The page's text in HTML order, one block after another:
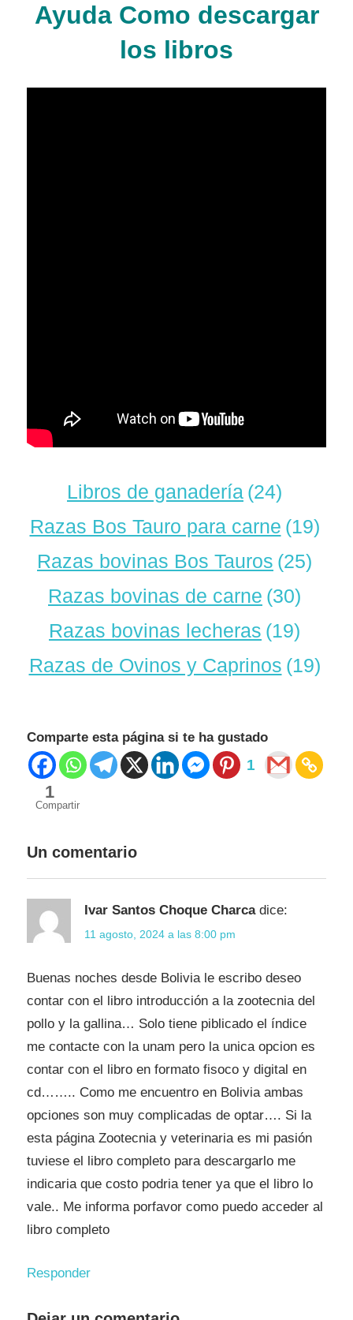
Ayuda Como descargar
los libros
Libros de ganadería (24)
Razas Bos Tauro para carne (19)
Razas bovinas Bos Tauros (25)
Razas bovinas de carne (30)
Razas bovinas lecheras (19)
Razas de Ovinos y Caprinos (19)
Comparte esta página si te ha gustado
1
1
Compartir
Un comentario
Ivar Santos Choque Charca dice:
11 agosto, 2024 a las 8:00 pm
Buenas noches desde Bolivia le escribo deseo
contar con el libro introducción a la zootecnia del
pollo y la gallina… Solo tiene piblicado el índice
me contacte con la unam pero la unica opcion es
contar con el libro en formato fisoco y digital en
cd…….. Como me encuentro en Bolivia ambas
opciones son muy complicadas de optar…. Si la
esta página Zootecnia y veterinaria es mi pasión
tuviese el libro completo para descargarlo me
indicaria que costo podria tener ya que el libro lo
vale.. Me informa porfavor como puedo acceder al
libro completo
Responder